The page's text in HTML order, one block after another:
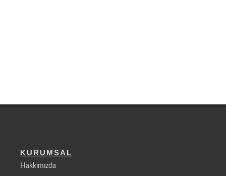
KURUMSAL
Hakkımızda